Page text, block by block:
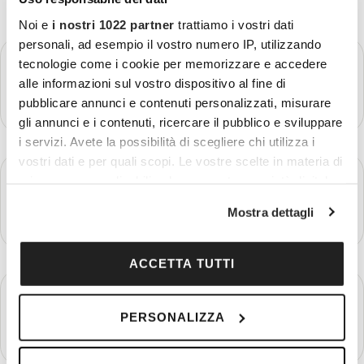
Noi e i nostri 1022 partner trattiamo i vostri dati
personali, ad esempio il vostro numero IP, utilizzando
tecnologie come i cookie per memorizzare e accedere
alle informazioni sul vostro dispositivo al fine di
pubblicare annunci e contenuti personalizzati, misurare
gli annunci e i contenuti, ricercare il pubblico e sviluppare
i servizi. Avete la possibilità di scegliere chi utilizza i
vostri dati e per quali scopi. Le vostre scelte in materia di
modificare o revocare il proprio consenso in qualsiasi
momento dalla Dichiarazione sui cookie o facendo clic
sull'icona di attivazione della privacy.
Con il tuo consenso, vorremmo anche:
raccogliere informazioni sulla tua posizione
geografica, con un'approssimazione di qualche
Mostra dettagli
ACCETTA TUTTI
PERSONALIZZA
GIORNO 1
Partenza - Amman
Più dettagli
Amman - Jerash - Ajloun
GIORNO 3
Amman - Shobak - Beida - Petra
Più dettagli